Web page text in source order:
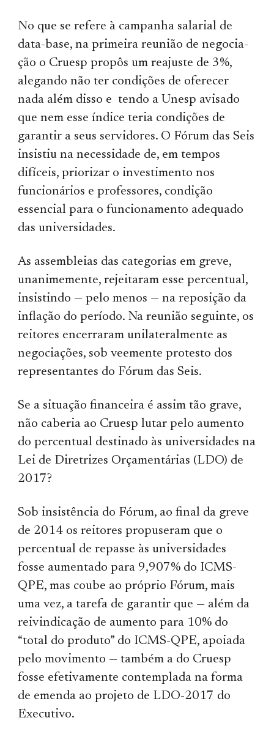
No que se refere à campanha salarial de
data-base, na primeira reunião de nego­cia­
ção o Cruesp propôs um reajus­te de 3%,
alegando não ter condi­ções de oferecer
nada além disso e tendo a Unesp avisado
que nem esse índice teria condições de
garantir a seus servidores. O Fórum das Seis
insistiu na necessidade de, em tempos
difíceis, priorizar o investimento nos
funcionários e professores, condição
essencial para o funcionamento adequado
das universidades.
As assembleias das categorias em greve,
unanimemente, rejeitaram esse percentual,
insistindo — pelo menos — na reposição da
inflação do período. Na reunião seguinte, os
reitores encerraram unilateralmente as
negociações, sob veemente protesto dos
representantes do Fórum das Seis.
Se a situação financeira é assim tão grave,
não caberia ao Cruesp lutar pelo aumento
do percentual destinado às universidades na
Lei de Diretrizes Orçamentárias (LDO) de
2017?
Sob insistência do Fórum, ao final da greve
de 2014 os reitores propuseram que o
percentual de repasse às universidades
fosse aumentado para 9,907% do ICMS-
QPE, mas coube ao próprio Fórum, mais
uma vez, a tarefa de garantir que — além da
reivindicação de aumento para 10% do
“total do produto” do ICMS-QPE, apoiada
pelo movimento — também a do Cruesp
fosse efetivamente contemplada na forma
de emenda ao projeto de LDO-2017 do
Executivo.